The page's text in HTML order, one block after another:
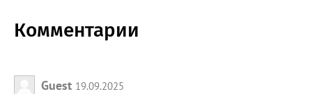
Комментарии
Guest 19.09.2025